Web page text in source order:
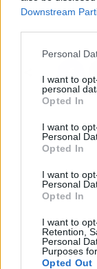
Downstream
Personal
I want to
personal
Opted In
I want to
Personal
Opted In
I want to
Personal
Opted In
I want to
Retention,
Personal
Purposes
Opted Out